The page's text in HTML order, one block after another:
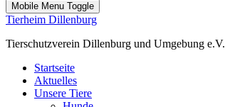
Mobile Menu Toggle
Tierheim Dillenburg
Tierschutzverein Dillenburg und Umgebung e.V.
Startseite
Aktuelles
Unsere Tiere